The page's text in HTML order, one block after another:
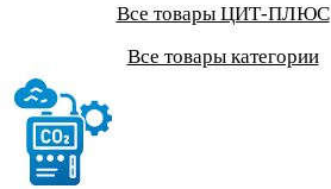
Все товары ЦИТ-ПЛЮС
Все товары категории